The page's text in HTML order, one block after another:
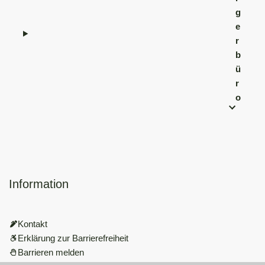
g
e
r
b
ü
r
o
Information
Kontakt
Erklärung zur Barrierefreiheit
Barrieren melden